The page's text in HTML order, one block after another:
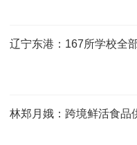
辽宁东港：167所学校全
林郑月娥：跨境鲜活食品